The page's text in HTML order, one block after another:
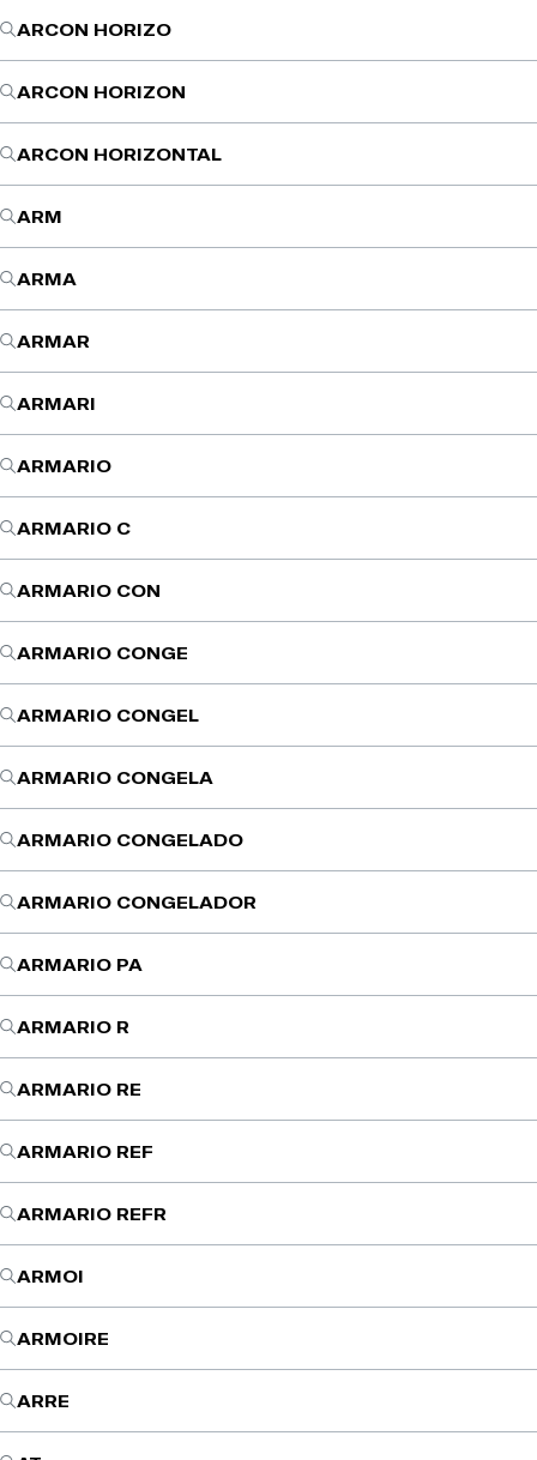
ARCON HORIZO
ARCON HORIZON
ARCON HORIZONTAL
ARM
ARMA
ARMAR
ARMARI
ARMARIO
ARMARIO C
ARMARIO CON
ARMARIO CONGE
ARMARIO CONGEL
ARMARIO CONGELA
ARMARIO CONGELADO
ARMARIO CONGELADOR
ARMARIO PA
ARMARIO R
ARMARIO RE
ARMARIO REF
ARMARIO REFR
ARMOI
ARMOIRE
ARRE